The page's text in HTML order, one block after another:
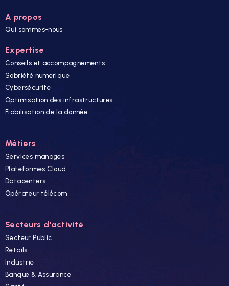
A propos
Qui sommes-nous
Expertise
Conseils et accompagnements
Sobriété numérique
Cybersécurité
Optimisation des infrastructures
Fiabilisation de la donnée
Métiers
Services managés
Plateformes Cloud
Datacenters
Opérateur télécom
Secteurs d'activité
Secteur Public
Retails
Industrie
Banque & Assurance